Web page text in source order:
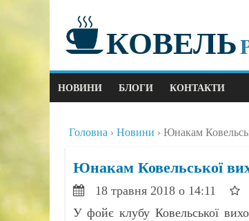
КОВЕЛЬ
НОВИНИ БЛОГИ КОНТАКТИ
Головна Новини Юнакам
Юнакам Ковельської
18 травня 2018 о 14:11
У фойє клубу Ковельської